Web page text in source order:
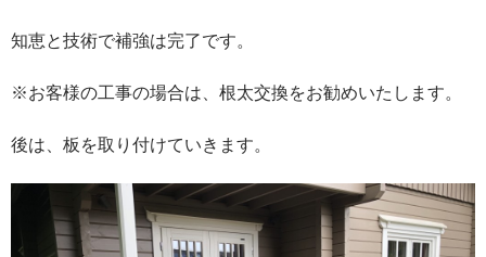
知恵と技術で補強は完了です。
※お客様の工事の場合は、根太交換をお勧めいたします。
後は、板を取り付けていきます。